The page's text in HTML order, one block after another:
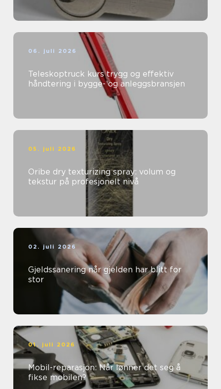
06. juli 2026
Teleskoptruck kurs trygg og effektiv
håndtering i bygge- og anleggsbransjen
05. juli 2026
Oribe dry texturizing spray: volum og
tekstur på profesjonelt nivå
02. juli 2026
Gjeldssanering når gjelden har blitt for
stor
01. juli 2026
Mobil-reparasjon: Når lønner det seg å
fikse mobilen?